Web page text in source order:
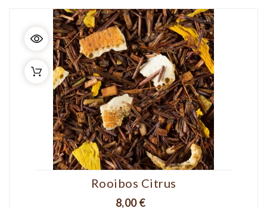
Rooibos Citrus
Prix
8,00 €